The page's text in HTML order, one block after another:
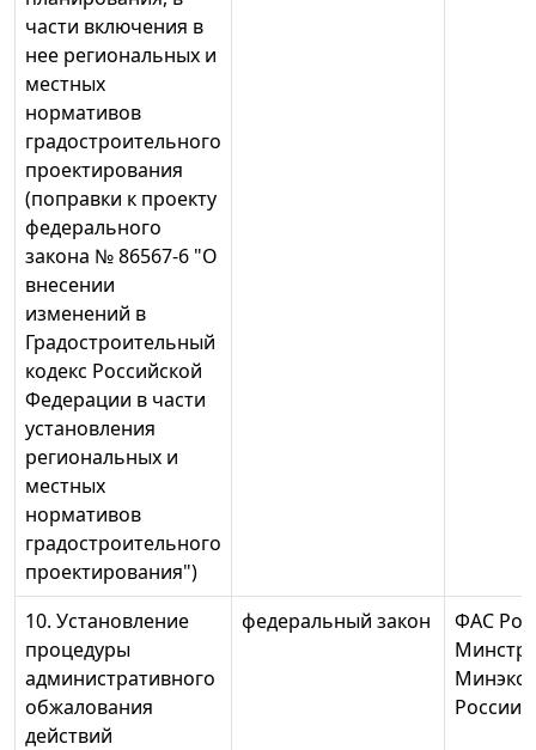
части включения в
нее региональных и
местных
нормативов
градостроительного
проектирования
(поправки к проекту
федерального
закона № 86567-6 "О
внесении
изменений в
Градостроительный
кодекс Российской
Федерации в части
установления
региональных и
местных
нормативов
градостроительного
проектирования")
10. Установление
процедуры
административного
обжалования
действий
федеральный закон
ФАС
России